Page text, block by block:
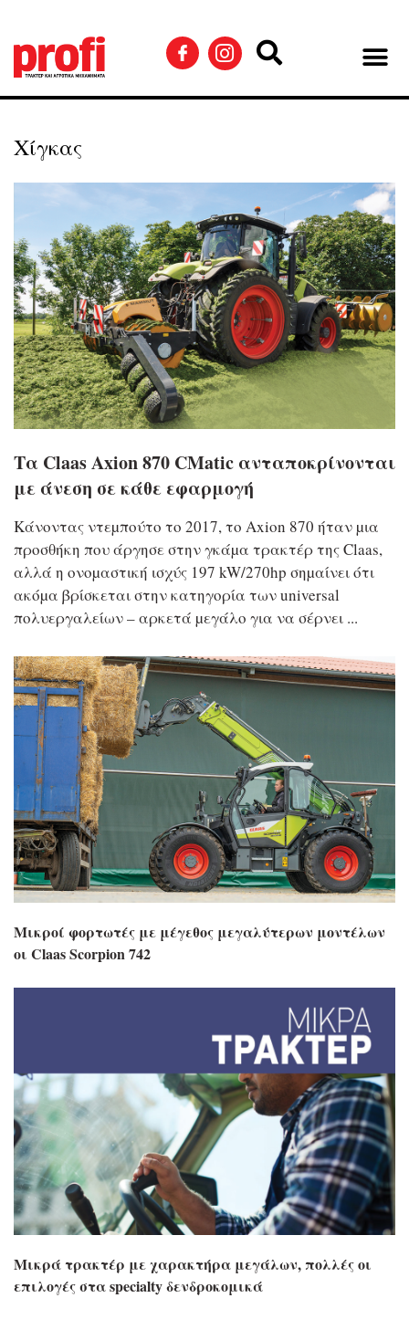
Χίγκας
Τα Claas Axion 870 CMatic ανταποκρίνονται
με άνεση σε κάθε εφαρμογή
Κάνοντας ντεµπούτο το 2017, το Axion 870 ήταν µια
προσθήκη που άργησε στην γκάµα τρακτέρ της Claas,
αλλά η ονοµαστική ισχύς 197 kW/270hp σηµαίνει ότι
ακόµα βρίσκεται στην κατηγορία των universal
πολυεργαλείων – αρκετά µεγάλο για να σέρνει ...
Μικροί φορτωτές με μέγεθος μεγαλύτερων μοντέλων
οι Claas Scorpion 742
Μικρά τρακτέρ με χαρακτήρα μεγάλων, πολλές οι
επιλογές στα specialty δενδροκομικά